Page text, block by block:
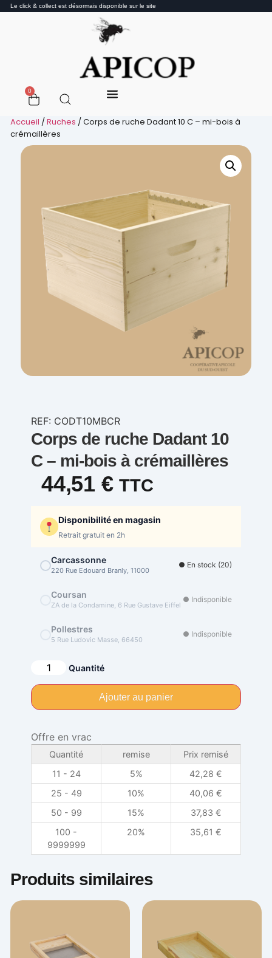
Le click & collect est désormais disponible sur le site
0
Accueil /Ruches / Corps de ruche Dadant 10 C – mi-bois à
crémaillères
REF: CODT10MBCR
Corps de ruche Dadant 10
C – mi-bois à crémaillères
44,51 € TTC
Disponibilité en magasin
Retrait gratuit en 2h
Carcassonne
220 Rue Edouard Branly, 11000
● En stock (20)
Coursan
ZA de la Condamine, 6 Rue Gustave Eiffel
● Indisponible
Pollestres
5 Rue Ludovic Masse, 66450
● Indisponible
Quantité
Ajouter au panier
Offre en vrac
Quantité remise
Prix remisé
11 - 24
5% 42,28 €
25 - 49
10% 40,06 €
50 - 99
15% 37,83 €
100 -
9999999
20% 35,61 €
Produits similaires